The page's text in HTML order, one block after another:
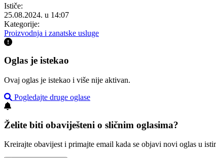
Ističe:
25.08.2024. u 14:07
Kategorije:
Proizvodnja i zanatske usluge
Oglas je istekao
Ovaj oglas je istekao i više nije aktivan.
Pogledajte druge oglase
Želite biti obaviješteni o sličnim oglasima?
Kreirajte obavijest i primajte email kada se objavi novi oglas u